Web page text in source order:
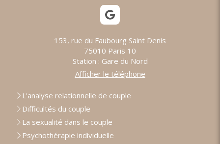
153, rue du Faubourg Saint Denis
75010 Paris 10
Station : Gare du Nord
Afficher le téléphone
L'analyse relationnelle de couple
Difficultés du couple
La sexualité dans le couple
Psychothérapie individuelle